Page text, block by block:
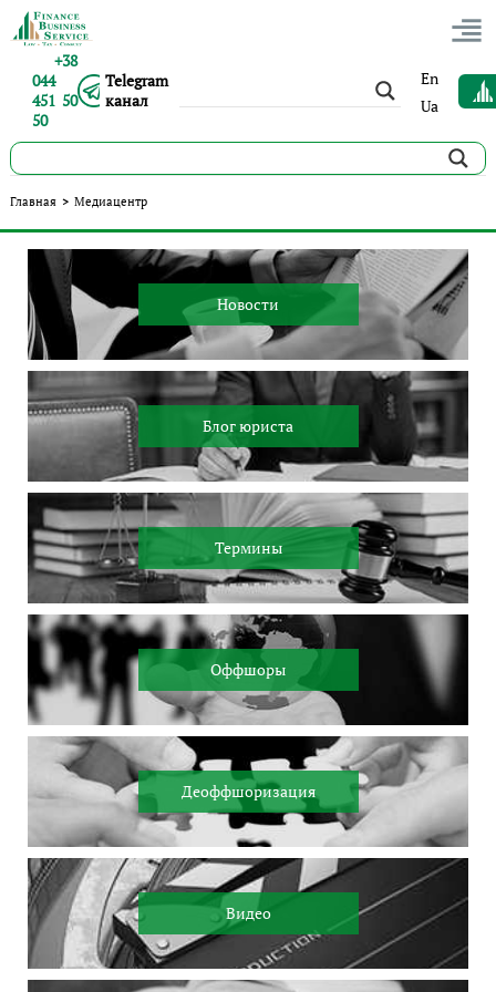
+38
044
451 50
50
Telegram
канал
En
Ua
Главная > Медиацентр
Новости
Блог юриста
Термины
Оффшоры
Деоффшоризация
Видео